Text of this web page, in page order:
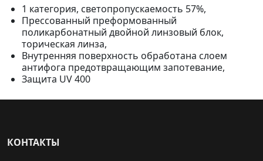
1 категория, светопропускаемость 57%,
Прессованный преформованный
поликарбонатный двойной линзовый блок,
торическая линза,
Внутренняя поверхность обработана слоем
антифога предотвращающим запотевание,
Защита UV 400
КОНТАКТЫ